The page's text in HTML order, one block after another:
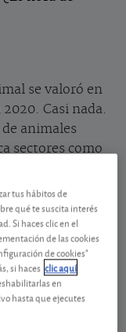
se valoró en
Casi nada.
animales
sectores como
etc. Ya
2019 cuando lo
entonces no
en cartera?
tus hábitos de
qué te suscita interés
Si haces clic en el
de las cookies
de cookies"
si haces clic aquí
en
hasta que ejecutes